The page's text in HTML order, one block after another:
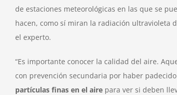
de estaciones meteorológicas en las que se
hacen, como sí miran la radiación ultravioleta
el experto.
“Es importante conocer la calidad del aire.
con prevención secundaria por haber
partículas finas en el aire para ver si deben